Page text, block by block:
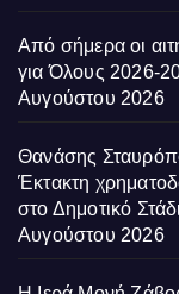
Από σήμερα οι
για Όλους 2026-
Αυγούστου 2026
Θανάσης
Έκτακτη
στο Δημοτικό
Αυγούστου 2026